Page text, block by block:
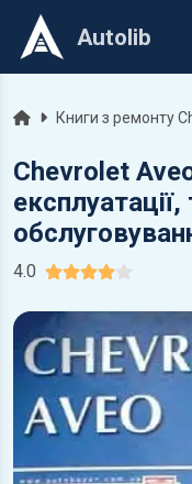
Autolib
ГоловнаКниги з ремонту
Chevrolet
експлуатації,
4.0